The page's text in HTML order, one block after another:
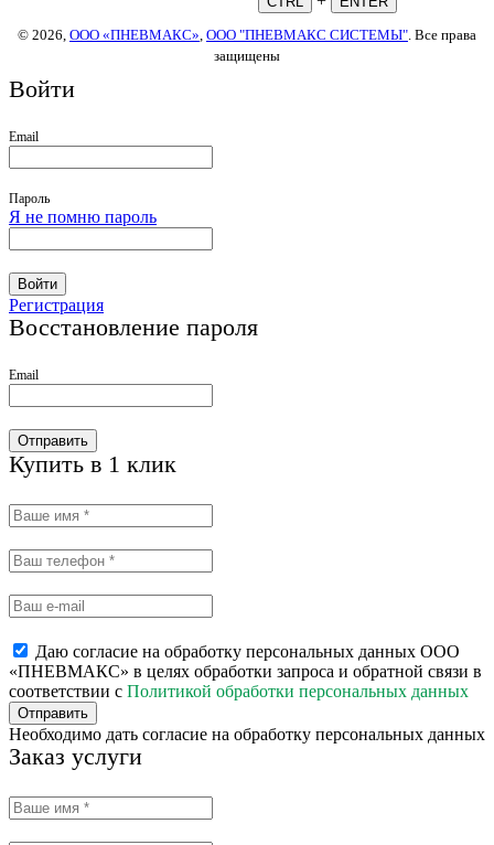
© 2026, ООО «ПНЕВМАКС» ООО "ПНЕВМАКС СИСТЕМЫ" . Все права
защищены
Войти
Email
Пароль
Я не помню пароль
Войти
Регистрация
Восстановление пароля
Email
Отправить
Купить в 1 клик
Даю согласие на обработку персональных данных ООО
«ПНЕВМАКС» в целях обработки запроса и обратной связи в
соответствии с Политикой обработки персональных данных
Отправить
Необходимо дать согласие на обработку персональных данных
Заказ услуги